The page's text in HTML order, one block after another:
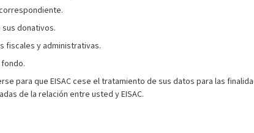
donativos.
fiscales y administrativas.
para que EISAC cese el tratamiento de sus datos para las
de la relación entre usted y EISAC.